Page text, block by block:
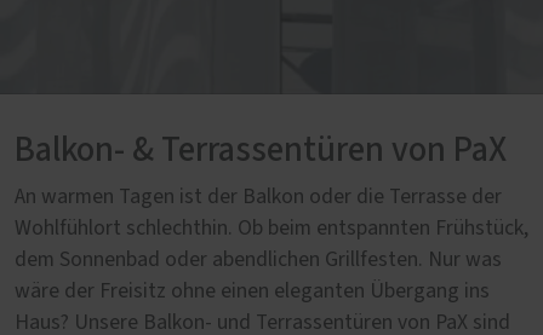
Balkon- & Terrassentüren von PaX
An warmen Tagen ist der Balkon oder die Terrasse der
Wohlfühlort schlechthin. Ob beim entspannten Frühstück,
dem Sonnenbad oder abendlichen Grillfesten. Nur was
wäre der Freisitz ohne einen eleganten Übergang ins
Haus? Unsere Balkon- und Terrassentüren von PaX sind